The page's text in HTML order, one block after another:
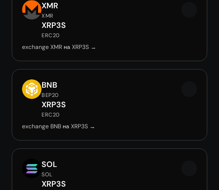
XMR
XMR
XRP3S
ERC20
exchange XMR на XRP3S →
BNB
BEP20
XRP3S
ERC20
exchange BNB на XRP3S →
SOL
SOL
XRP3S